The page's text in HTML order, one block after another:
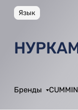
Язык
Бренды